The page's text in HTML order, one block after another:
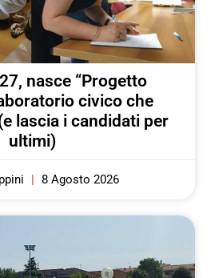
nasce “Progetto
civico che
lascia i candidati per
ultimi)
8 Agosto 2026